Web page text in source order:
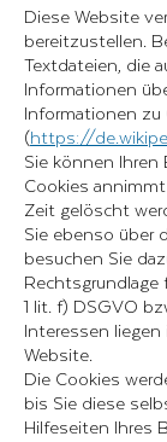
Diese Website
bereitzustellen.
Textdateien, die
Informationen
Informationen
(https://
Sie können
Cookies
Zeit gelöscht
Sie ebenso über
besuchen Sie
Rechtsgrundlage
1 lit. f) DSGVO
Interessen
Website.
Die Cookies
bis Sie diese
Hilfeseiten Ihres